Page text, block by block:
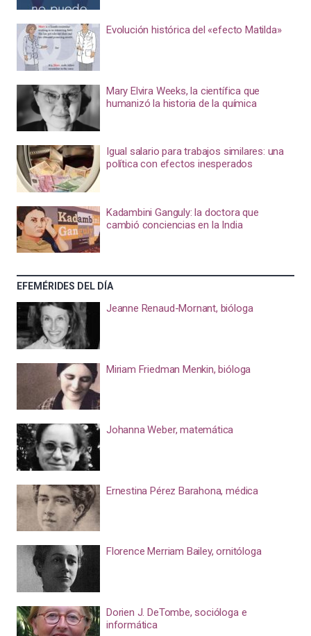
Evolución histórica del «efecto Matilda»
Mary Elvira Weeks, la científica que
humanizó la historia de la química
Igual salario para trabajos similares: una
política con efectos inesperados
Kadambini Ganguly: la doctora que
cambió conciencias en la India
EFEMÉRIDES DEL DÍA
Jeanne Renaud-Mornant, bióloga
Miriam Friedman Menkin, bióloga
Johanna Weber, matemática
Ernestina Pérez Barahona, médica
Florence Merriam Bailey, ornitóloga
Dorien J. DeTombe, socióloga e
informática